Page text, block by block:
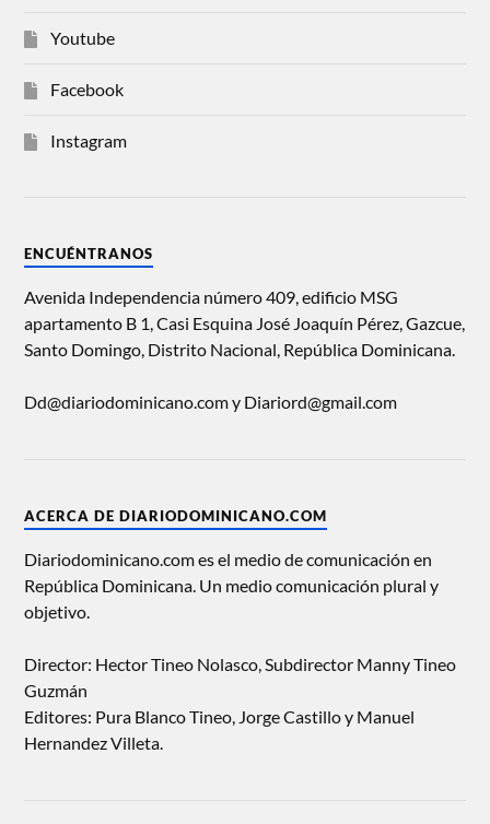
Youtube
Facebook
Instagram
ENCUÉNTRANOS
Avenida Independencia número 409, edificio MSG
apartamento B 1, Casi Esquina José Joaquín Pérez, Gazcue,
Santo Domingo, Distrito Nacional, República Dominicana.
Dd@diariodominicano.com y Diariord@gmail.com
ACERCA DE DIARIODOMINICANO.COM
Diariodominicano.com es el medio de comunicación en
República Dominicana. Un medio comunicación plural y
objetivo.
Director: Hector Tineo Nolasco, Subdirector Manny Tineo
Guzmán
Editores: Pura Blanco Tineo, Jorge Castillo y Manuel
Hernandez Villeta.